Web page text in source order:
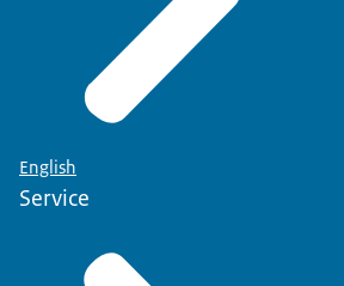
English
Service